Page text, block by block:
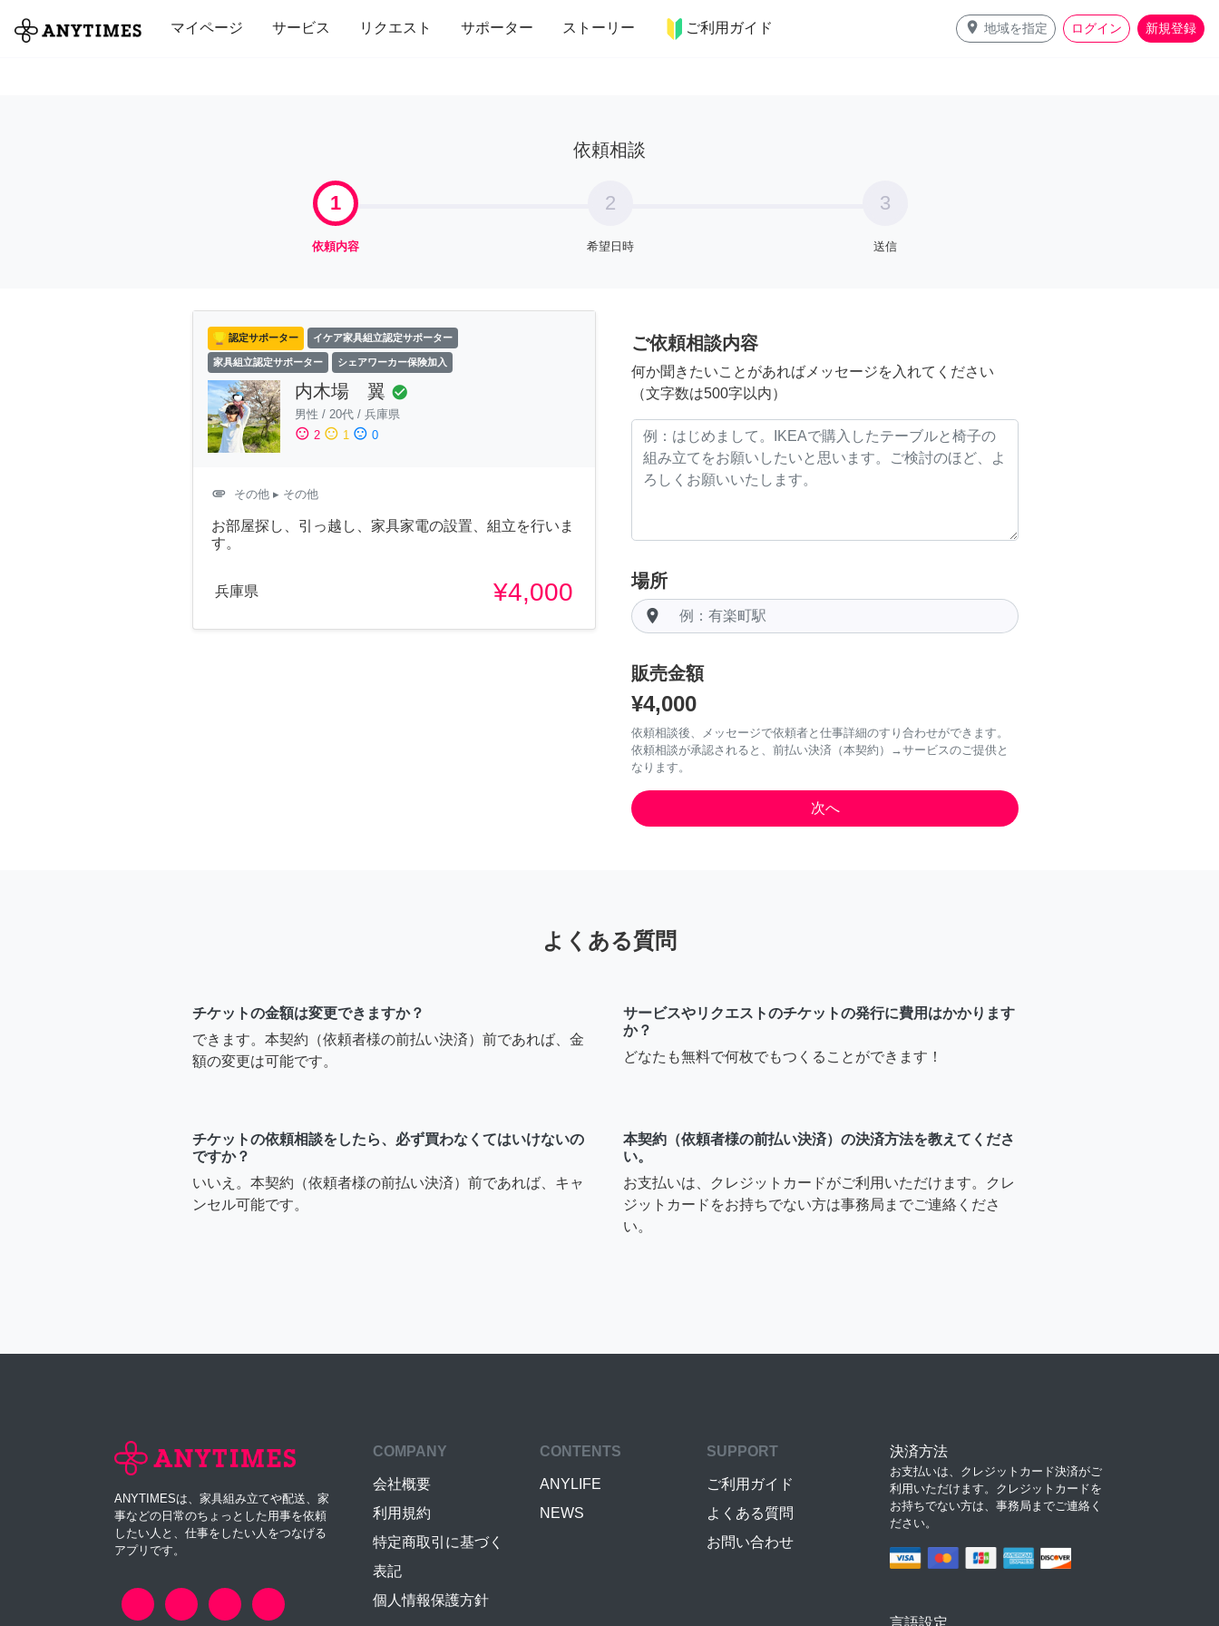
マイページ サービス リクエスト サポーター ストーリー ご利用ガイド place 地域を指定 ログイン 新規登録
全て 修理・組立 家事 引っ越し インテリア 趣味・習い事 ペット 料理
依頼相談
1
依頼内容
2
希望日時
3
送信
認定サポーター イケア家具組立認定サポーター
家具組立認定サポーター シェアワーカー保険加入
内木場 翼 check_circle
男性 / 20代 / 兵庫県
sentiment_satisfied 2 sentiment_neutral 1 sentiment_dissatisfied 0
attachment その他 ▸ その他
お部屋探し、引っ越し、家具家電の設置、組立を行いま
す。
兵庫県 ¥4,000
ご依頼相談内容
何か聞きたいことがあればメッセージを入れてください
（文字数は500字以内）
場所
room
販売金額
¥4,000
依頼相談後、メッセージで依頼者と仕事詳細のすり合わせができます。
依頼相談が承認されると、前払い決済（本契約）→サービスのご提供と
なります。
よくある質問
チケットの金額は変更できますか？
できます。本契約（依頼者様の前払い決済）前であれば、金
額の変更は可能です。
サービスやリクエストのチケットの発行に費用はかかります
か？
どなたも無料で何枚でもつくることができます！
チケットの依頼相談をしたら、必ず買わなくてはいけないの
ですか？
いいえ。本契約（依頼者様の前払い決済）前であれば、キャ
ンセル可能です。
本契約（依頼者様の前払い決済）の決済方法を教えてくださ
い。
お支払いは、クレジットカードがご利用いただけます。クレ
ジットカードをお持ちでない方は事務局までご連絡くださ
い。
ANYTIMESは、家具組み立てや配送、家
事などの日常のちょっとした用事を依頼
したい人と、仕事をしたい人をつなげる
アプリです。
COMPANY
会社概要
利用規約
特定商取引に基づく
表記
個人情報保護方針
CONTENTS
ANYLIFE
NEWS
SUPPORT
ご利用ガイド
よくある質問
お問い合わせ
決済方法
お支払いは、クレジットカード決済がご
利用いただけます。クレジットカードを
お持ちでない方は、事務局までご連絡く
ださい。
言語設定